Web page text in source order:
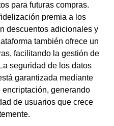
para futuras compras.
premia a los
descuentos adicionales y
también ofrece un
facilitando la gestión de
seguridad de los datos
garantizada mediante
generando
de usuarios que crece